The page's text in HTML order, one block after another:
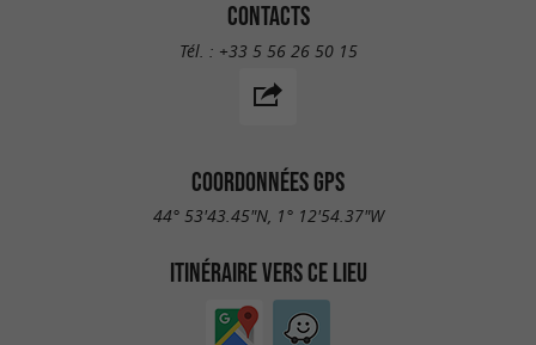
CONTACTS
Tél. : +33 5 56 26 50 15
COORDONNÉES GPS
44° 53'43.45"N, 1° 12'54.37"W
ITINÉRAIRE VERS CE LIEU